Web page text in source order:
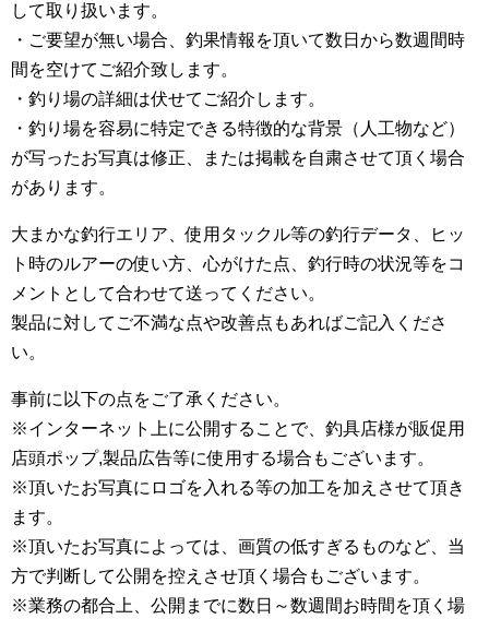
して取り扱います。
・ご要望が無い場合、釣果情報を頂いて数日から数週間時
間を空けてご紹介致します。
・釣り場の詳細は伏せてご紹介します。
・釣り場を容易に特定できる特徴的な背景（人工物など）
が写ったお写真は修正、または掲載を自粛させて頂く場合
があります。
大まかな釣行エリア、使用タックル等の釣行データ、ヒッ
ト時のルアーの使い方、心がけた点、釣行時の状況等をコ
メントとして合わせて送ってください。
製品に対してご不満な点や改善点もあればご記入くださ
い。
事前に以下の点をご了承ください。
※インターネット上に公開することで、釣具店様が販促用
店頭ポップ,製品広告等に使用する場合もございます。
※頂いたお写真にロゴを入れる等の加工を加えさせて頂き
ます。
※頂いたお写真によっては、画質の低すぎるものなど、当
方で判断して公開を控えさせ頂く場合もございます。
※業務の都合上、公開までに数日～数週間お時間を頂く場